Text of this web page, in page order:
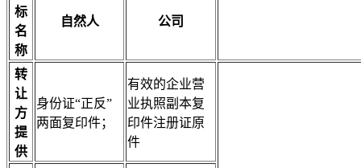
标
名
称
自然人 公司
转
让
方
提
供
身份证“正反”
两面复印件；
有效的企业营
业执照副本复
印件注册证原
件